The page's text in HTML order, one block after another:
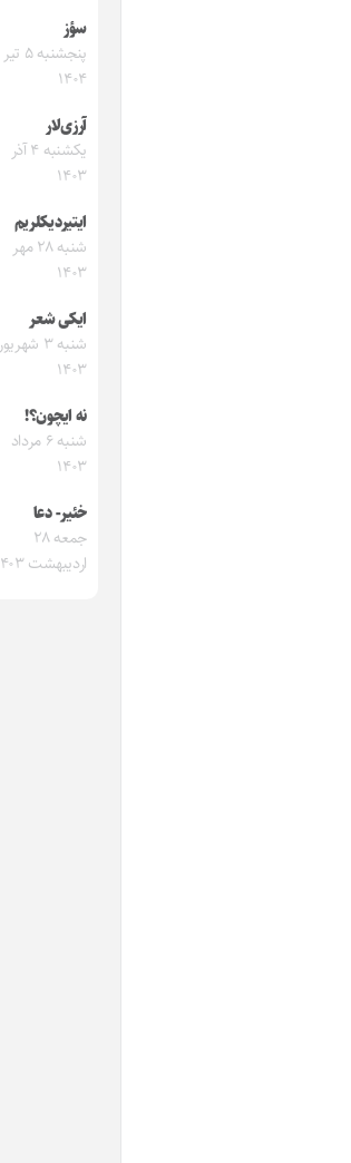
سؤز
پنجشنبه ۵ تیر
۱۴۰۴
آرزی‌لار
یکشنبه ۴ آذر
۱۴۰۳
ایتیردیکلریم
شنبه ۲۸ مهر
۱۴۰۳
ایکی شعر
شنبه ۳ شهریور
۱۴۰۳
نه ایچون؟!
شنبه ۶ مرداد
۱۴۰۳
خئیر- دعا
جمعه ۲۸
اردیبهشت ۱۴۰۳